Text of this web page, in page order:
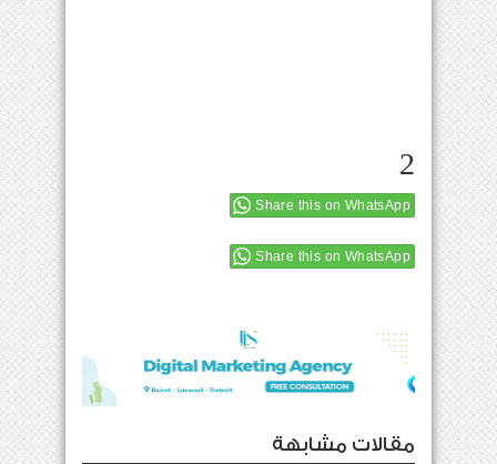
2
Share this on WhatsApp
Share this on WhatsApp
مقالات مشابهة